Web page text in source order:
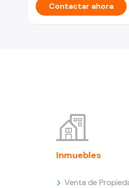
Contactar ahora
Inmuebles
Venta de